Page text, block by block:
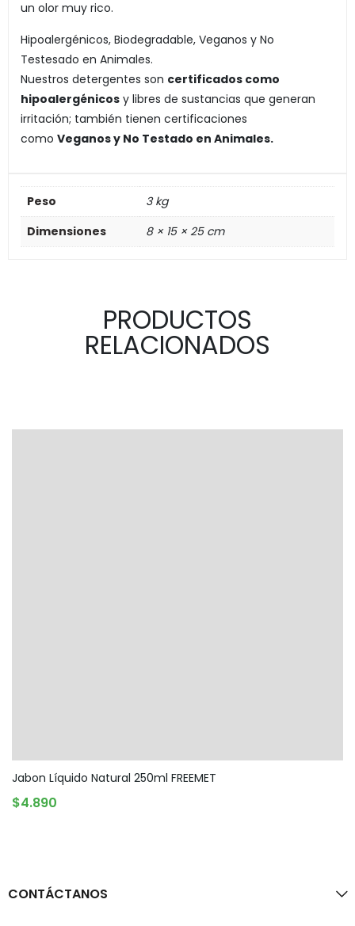
un olor muy rico.
Hipoalergénicos, Biodegradable, Veganos y No
Testesado en Animales.
Nuestros detergentes son certificados como
hipoalergénicos y libres de sustancias que generan
irritación; también tienen certificaciones
como Veganos y No Testado en Animales.
Peso
3 kg
Dimensiones
8 × 15 × 25 cm
PRODUCTOS
RELACIONADOS
Jabon Líquido Natural 250ml FREEMET
$4.890
AGREGAR AL CARRITO
CONTÁCTANOS